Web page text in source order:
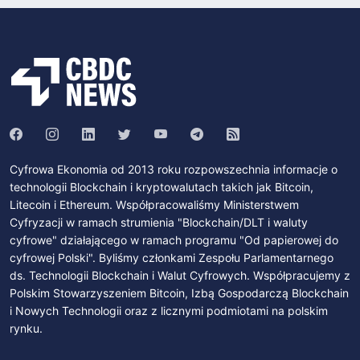
Cyfrowa Ekonomia od 2013 roku rozpowszechnia informacje o
technologii Blockchain i kryptowalutach takich jak Bitcoin,
Litecoin i Ethereum. Współpracowaliśmy Ministerstwem
Cyfryzacji w ramach strumienia "Blockchain/DLT i waluty
cyfrowe" działającego w ramach programu "Od papierowej do
cyfrowej Polski". Byliśmy członkami Zespołu Parlamentarnego
ds. Technologii Blockchain i Walut Cyfrowych. Współpracujemy z
Polskim Stowarzyszeniem Bitcoin, Izbą Gospodarczą Blockchain
i Nowych Technologii oraz z licznymi podmiotami na polskim
rynku.